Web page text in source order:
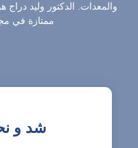
والمعدات. الدكتور وليد
ممتازة في
شد و